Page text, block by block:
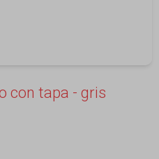
con tapa - gris